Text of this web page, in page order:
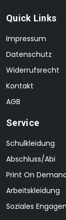
Quick Links
Impressum
Datenschutz
Widerrufsrecht
Kontakt
AGB
Service
Schulkleidung
Abschluss/Abi
Print On
Arbeitskleidung
Soziales